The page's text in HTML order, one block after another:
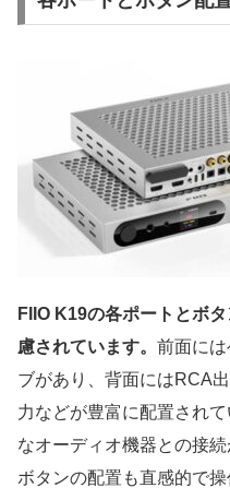
FIIO K19の各ポートとボ
慮されています。 前面に
ブがあり、背面にはRCA
力などが豊富に配置され
なオーディオ機器との接
ボタンの配置も直感的で